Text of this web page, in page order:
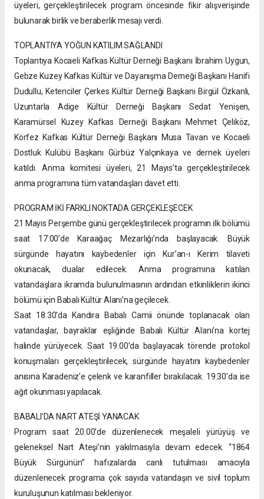
üyeleri, gerçekleştirilecek program öncesinde fikir alışverişinde
bulunarak birlik ve beraberlik mesajı verdi.
TOPLANTIYA YOĞUN KATILIM SAĞLANDI
Toplantıya Kocaeli Kafkas Kültür Derneği Başkanı İbrahim Uygun,
Gebze Kuzey Kafkas Kültür ve Dayanışma Derneği Başkanı Hanifi
Dudullu, Ketenciler Çerkes Kültür Derneği Başkanı Birgül Özkanlı,
Uzuntarla Adige Kültür Derneği Başkanı Sedat Yenişen,
Karamürsel Kuzey Kafkas Derneği Başkanı Mehmet Çeliköz,
Körfez Kafkas Kültür Derneği Başkanı Musa Tavan ve Kocaeli
Dostluk Kulübü Başkanı Gürbüz Yalçınkaya ve dernek üyeleri
katıldı. Anma komitesi üyeleri, 21 Mayıs’ta gerçekleştirilecek
anma programına tüm vatandaşları davet etti.
PROGRAM İKİ FARKLI NOKTADA GERÇEKLEŞECEK
21 Mayıs Perşembe günü gerçekleştirilecek programın ilk bölümü
saat 17.00’de Karaağaç Mezarlığı’nda başlayacak. Büyük
sürgünde hayatını kaybedenler için Kur’an-ı Kerim tilaveti
okunacak, dualar edilecek. Anma programına katılan
vatandaşlara ikramda bulunulmasının ardından etkinliklerin ikinci
bölümü için Babalı Kültür Alanı’na geçilecek.
Saat 18.30’da Kandıra Babalı Camii önünde toplanacak olan
vatandaşlar, bayraklar eşliğinde Babalı Kültür Alanı’na kortej
halinde yürüyecek. Saat 19.00’da başlayacak törende protokol
konuşmaları gerçekleştirilecek, sürgünde hayatını kaybedenler
anısına Karadeniz’e çelenk ve karanfiller bırakılacak. 19.30’da ise
ağıt okunması yapılacak.
BABALI’DA NART ATEŞİ YANACAK
Program saat 20.00’de düzenlenecek meşaleli yürüyüş ve
geleneksel Nart Ateşi’nin yakılmasıyla devam edecek. “1864
Büyük Sürgünün” hafızalarda canlı tutulması amacıyla
düzenlenecek programa çok sayıda vatandaşın ve sivil toplum
kuruluşunun katılması bekleniyor.